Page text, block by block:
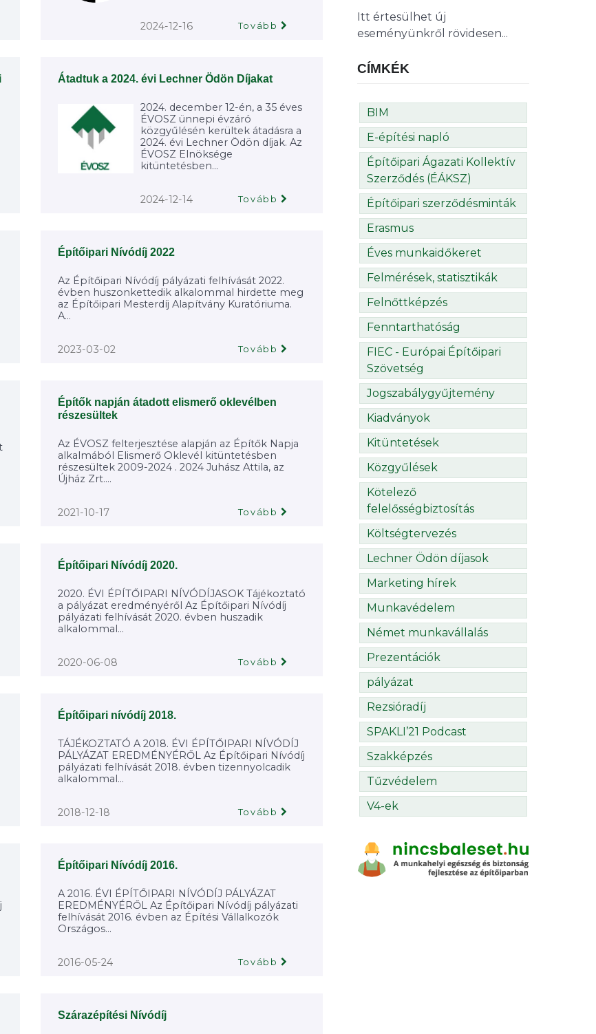
2024-12-16 Tovább
Átadtuk a 2024. évi Lechner Ödön Díjakat
2024. december 12-én, a 35 éves
ÉVOSZ ünnepi évzáró
közgyűlésén kerültek átadásra a
2024. évi Lechner Ödön díjak. Az
ÉVOSZ Elnöksége
kitüntetésben...
2024-12-14 Tovább
Építőipari Nívódíj 2022
Az Építőipari Nívódíj pályázati felhívását 2022.
évben huszonkettedik alkalommal hirdette meg
az Építőipari Mesterdíj Alapítvány Kuratóriuma.
A...
2023-03-02 Tovább
Építők napján átadott elismerő oklevélben
részesültek
Az ÉVOSZ felterjesztése alapján az Építők Napja
alkalmából Elismerő Oklevél kitüntetésben
részesültek 2009-2024 . 2024 Juhász Attila, az
Újház Zrt....
2021-10-17 Tovább
Építőipari Nívódíj 2020.
2020. ÉVI ÉPÍTŐIPARI NÍVÓDÍJASOK Tájékoztató
a pályázat eredményéről Az Építőipari Nívódíj
pályázati felhívását 2020. évben huszadik
alkalommal...
2020-06-08 Tovább
Építőipari nívódíj 2018.
TÁJÉKOZTATÓ A 2018. ÉVI ÉPÍTŐIPARI NÍVÓDÍJ
PÁLYÁZAT EREDMÉNYÉRŐL Az Építőipari Nívódíj
pályázati felhívását 2018. évben tizennyolcadik
alkalommal...
2018-12-18 Tovább
Építőipari Nívódíj 2016.
A 2016. ÉVI ÉPÍTŐIPARI NÍVÓDÍJ PÁLYÁZAT
EREDMÉNYÉRŐL Az Építőipari Nívódíj pályázati
felhívását 2016. évben az Építési Vállalkozók
Országos...
2016-05-24 Tovább
Szárazépítési Nívódíj
Itt értesülhet új
eseményünkről rövidesen...
CÍMKÉK
BIM
E-építési napló
Építőipari Ágazati Kollektív
Szerződés (ÉÁKSZ)
Építőipari szerződésminták
Erasmus
Éves munkaidőkeret
Felmérések, statisztikák
Felnőttképzés
Fenntarthatóság
FIEC - Európai Építőipari
Szövetség
Jogszabálygyűjtemény
Kiadványok
Kitüntetések
Közgyűlések
Kötelező
felelősségbiztosítás
Költségtervezés
Lechner Ödön díjasok
Marketing hírek
Munkavédelem
Német munkavállalás
Prezentációk
pályázat
Rezsióradíj
SPAKLI’21 Podcast
Szakképzés
Tűzvédelem
V4-ek